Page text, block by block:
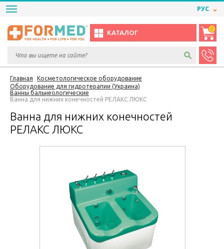
РУС
КАТАЛОГ
0
Главная
Косметологическое оборудование
Оборудование для гидротерапии (Украина)
Ванны бальнеологические
Ванна для нижних конечностей РЕЛАКС ЛЮКС
Ванна для нижних конечностей
РЕЛАКС ЛЮКС